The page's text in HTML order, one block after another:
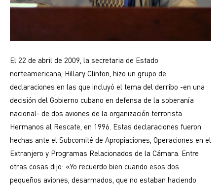
El 22 de abril de 2009, la secretaria de Estado
norteamericana, Hillary Clinton, hizo un grupo de
declaraciones en las que incluyó el tema del derribo -en una
decisión del Gobierno cubano en defensa de la soberanía
nacional- de dos aviones de la organización terrorista
Hermanos al Rescate, en 1996. Estas declaraciones fueron
hechas ante el Subcomité de Apropiaciones, Operaciones en el
Extranjero y Programas Relacionados de la Cámara. Entre
otras cosas dijo: «Yo recuerdo bien cuando esos dos
pequeños aviones, desarmados, que no estaban haciendo